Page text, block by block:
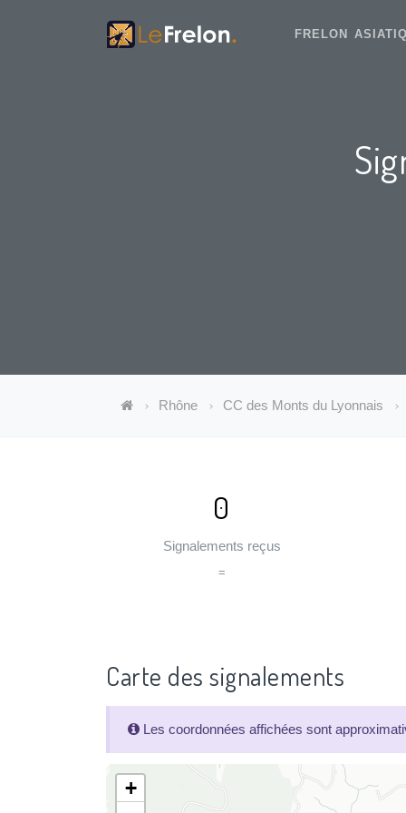
FRELON
Rhône CC des Monts du Lyonnais
0
Signalements reçus
=
Carte des signalements
Les coordonnées affichées sont
+